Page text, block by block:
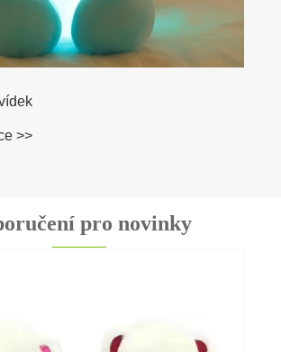
>>
pro novinky